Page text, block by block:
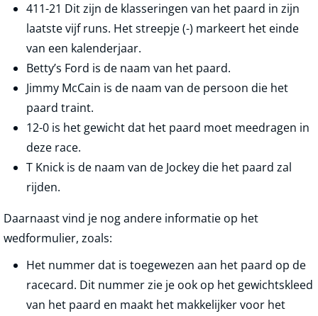
411-21 Dit zijn de klasseringen van het paard in zijn
laatste vijf runs. Het streepje (-) markeert het einde
van een kalenderjaar.
Betty’s Ford is de naam van het paard.
Jimmy McCain is de naam van de persoon die het
paard traint.
12-0 is het gewicht dat het paard moet meedragen in
deze race.
T Knick is de naam van de Jockey die het paard zal
rijden.
Daarnaast vind je nog andere informatie op het
wedformulier, zoals:
Het nummer dat is toegewezen aan het paard op de
racecard. Dit nummer zie je ook op het gewichtskleed
van het paard en maakt het makkelijker voor het